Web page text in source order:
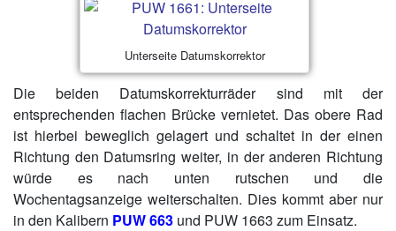
Unterseite Datumskorrektor
Die beiden Datumskorrekturräder sind mit der
entsprechenden flachen Brücke vernietet. Das obere Rad
ist hierbei beweglich gelagert und schaltet in der einen
Richtung den Datumsring weiter, in der anderen Richtung
würde es nach unten rutschen und die
Wochentagsanzeige weiterschalten. Dies kommt aber nur
in den Kalibern PUW 663 und PUW 1663 zum Einsatz.